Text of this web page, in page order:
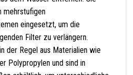
mehrstufigen
eingesetzt, um die
Filter zu verlängern.
der Regel aus Materialien wie
Polypropylen und sind in